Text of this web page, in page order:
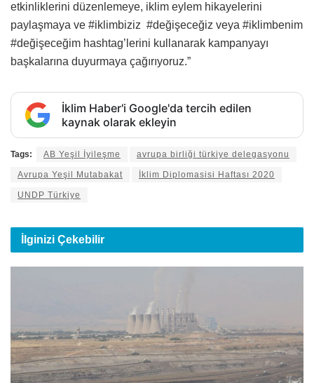
etkinliklerini düzenlemeye, iklim eylem hikayelerini
paylaşmaya ve #iklimbiziz #değişeceğiz veya #iklimbenim
#değişeceğim hashtag’lerini kullanarak kampanyayı
başkalarına duyurmaya çağırıyoruz.”
İklim Haber'i Google'da tercih edilen
kaynak olarak ekleyin
Tags: AB Yeşil İyileşme avrupa birliği türkiye delegasyonu
Avrupa Yeşil Mutabakat İklim Diplomasisi Haftası 2020
UNDP Türkiye
İlginizi Çekebilir